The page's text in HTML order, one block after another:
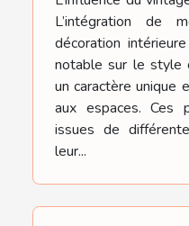
L’intégration de
décoration
notable sur le style
un caractère unique
aux espaces. Ces
issues de
leur...